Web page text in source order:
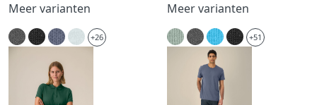
Meer varianten
+26
Meer varianten
+51